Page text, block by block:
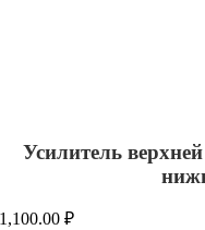
Усилитель
1,100.00₽